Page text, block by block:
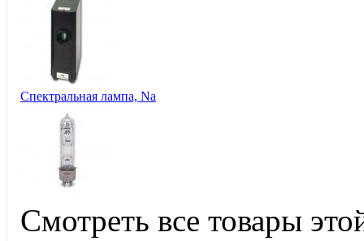
Спектральная лампа, Na
Смотреть все товары